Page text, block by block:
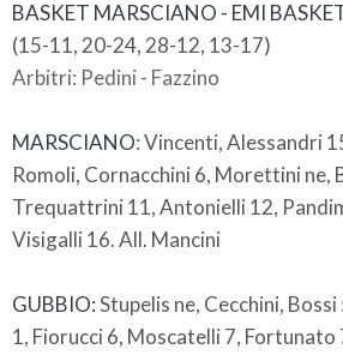
BASKET MARSCIANO - EMI
(15-11, 20-24, 28-12, 13-17)
Arbitri: Pedini - Fazzino
MARSCIANO: Vincenti, Alessandri
Romoli, Cornacchini 6, Morettini ne,
Trequattrini 11, Antonielli 12,
Visigalli 16. All. Mancini
GUBBIO:Stupelis ne, Cecchini,
1, Fiorucci 6, Moscatelli 7, Fortunato